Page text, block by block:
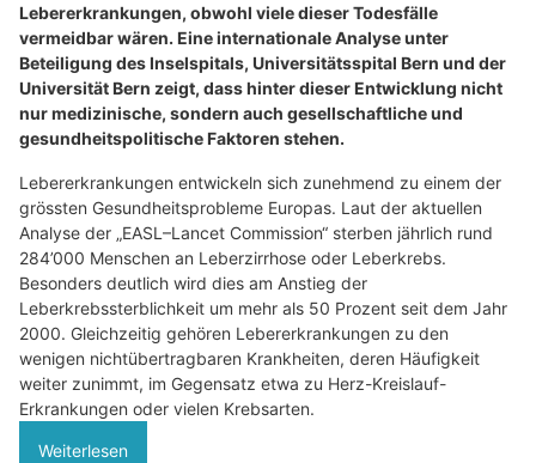
Lebererkrankungen, obwohl viele dieser Todesfälle
vermeidbar wären. Eine internationale Analyse unter
Beteiligung des Inselspitals, Universitätsspital Bern und der
Universität Bern zeigt, dass hinter dieser Entwicklung nicht
nur medizinische, sondern auch gesellschaftliche und
gesundheitspolitische Faktoren stehen.
Lebererkrankungen entwickeln sich zunehmend zu einem der
grössten Gesundheitsprobleme Europas. Laut der aktuellen
Analyse der „EASL–Lancet Commission“ sterben jährlich rund
284’000 Menschen an Leberzirrhose oder Leberkrebs.
Besonders deutlich wird dies am Anstieg der
Leberkrebssterblichkeit um mehr als 50 Prozent seit dem Jahr
2000. Gleichzeitig gehören Lebererkrankungen zu den
wenigen nichtübertragbaren Krankheiten, deren Häufigkeit
weiter zunimmt, im Gegensatz etwa zu Herz-Kreislauf-
Erkrankungen oder vielen Krebsarten.
Weiterlesen